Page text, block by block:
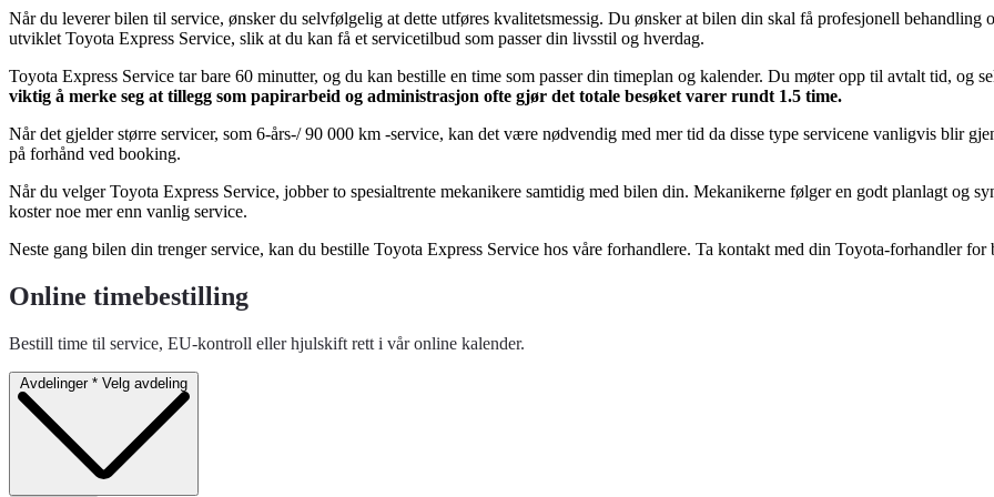
Når du leverer bilen til service, ønsker du selvfølgelig at dette utføres kvalitetsmessig. Du ønsker at bilen din skal få profesjonell
utviklet Toyota Express Service, slik at du kan få et servicetilbud som passer din livsstil og hverdag.
Toyota Express Service tar bare 60 minutter, og du kan bestille en time som passer din timeplan og kalender. Du møter opp til avtalt tid, og
viktig å merke seg at tillegg som papirarbeid og administrasjon ofte gjør det totale besøket varer rundt 1.5 time.
Når det gjelder større servicer, som 6-års-/ 90 000 km -service, kan det være nødvendig med mer tid da disse type servicene vanligvis blir
på forhånd ved booking.
Når du velger Toyota Express Service, jobber to spesialtrente mekanikere samtidig med bilen din. Mekanikerne følger en godt planlagt og
koster noe mer enn vanlig service.
Neste gang bilen din trenger service, kan du bestille Toyota Express Service hos våre forhandlere. Ta kontakt med din Toyota-forhandler
Online timebestilling
Bestill time til service, EU-kontroll eller hjulskift rett i vår online kalender.
Avdelinger * Velg avdeling